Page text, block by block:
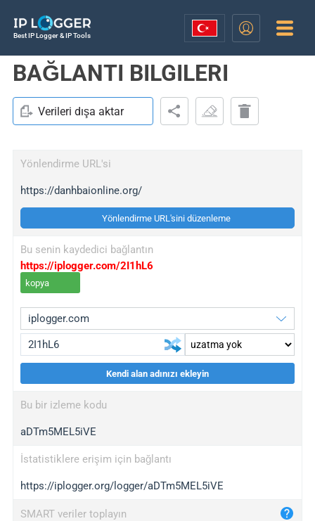
Best IP Logger & IP Tools
BAĞLANTI BILGILERI
Verileri dışa aktar
Yönlendirme URL'si
https://danhbaionline.org/
Yönlendirme URL'sini düzenleme
Bu senin kaydedici bağlantın
https://iplogger.com/2I1hL6
kopya
wl.gl
ed.tc
bc.ax
iplogger.com
maper.info
Kendi alan adınızı ekleyin
Bu bir izleme kodu
aDTm5MEL5iVE
İstatistiklere erişim için bağlantı
https://iplogger.org/logger/aDTm5MEL5iVE
SMART veriler toplayın